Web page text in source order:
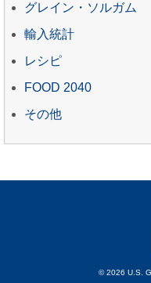
グレイン・ソルガム
輸入統計
レシピ
FOOD 2040
その他
© 2026 U.S.